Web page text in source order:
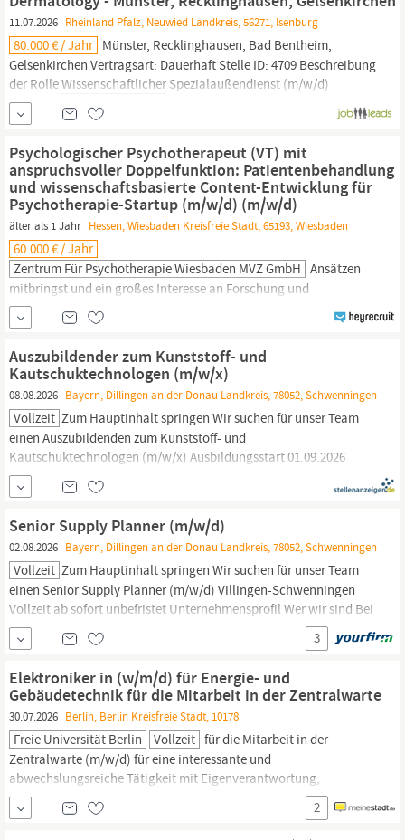
11.07.2026 Rheinland Pfalz, Neuwied Landkreis, 56271, Isenburg
80.000 € / Jahr Münster, Recklinghausen, Bad Bentheim,
Gelsenkirchen Vertragsart: Dauerhaft Stelle ID: 4709 Beschreibung
der RolleWissenschaftlicher Spezialaußendienst (m/w/d)
Dermatology Münster, Recklinghausen, Bad Bentheim,
Gelsenkirchen Die Rolle Der Stelleninhaber baut auf der
eine...
Psychologischer Psychotherapeut (VT) mit
anspruchsvoller Doppelfunktion: Patientenbehandlung
und wissenschaftsbasierte Content-Entwicklung für
Psychotherapie-Startup (m/w/d) (m/w/d)
älter als 1 Jahr Hessen, Wiesbaden Kreisfreie Stadt, 65193, Wiesbaden
60.000 € / Jahr
Zentrum Für Psychotherapie Wiesbaden MVZ GmbH Ansätzen
mitbringst und ein großes Interesse an Forschung und
Wissenschaft
hast. Freude an der Kombination von
Patientenarbeit und
Content-Entwicklung
wissenschaftlichen Austausch und an der Zusammenarbeit mit
führenden akademischen...
Auszubildender zum Kunststoff- und
Kautschuktechnologen (m/w/x)
08.08.2026 Bayern, Dillingen an der Donau Landkreis, 78052, Schwenningen
Vollzeit Zum Hauptinhalt springen Wir suchen für unser Team
einen Auszubildenden zum Kunststoff- und
Kautschuktechnologen (m/w/x) Ausbildungsstart 01.09.2026
Villingen-Schwenningen Vollzeit ab 01.09.26 Unternehmensprofil
Wer wir sind Bei Aptar nutzen wir Expertenwissen, Design,
um innovative
Verpackungstechnologien zu entwickeln, die...
Senior Supply Planner (m/w/d)
02.08.2026 Bayern, Dillingen an der Donau Landkreis, 78052, Schwenningen
Vollzeit Zum Hauptinhalt springen Wir suchen für unser Team
einen Senior Supply Planner (m/w/d) Villingen-Schwenningen
Vollzeit ab sofort unbefristet Unternehmensprofil Wer wir sind Bei
Aptar nutzen wir Expertenwissen, Design, Technik und
Wissenschaft,
um innovative Verpackungstechnologien zu
entwickeln, die von Menschen auf der ganzen Welt verwendet
werden.
3
Elektroniker in (w/m/d) für Energie- und
Gebäudetechnik für die Mitarbeit in der Zentralwarte
30.07.2026 Berlin, Berlin Kreisfreie Stadt, 10178
Freie Universität Berlin Vollzeit für die Mitarbeit in der
Zentralwarte (m/w/d) für eine interessante und
abwechslungsreiche Tätigkeit mit Eigenverantwortung,
Gestaltungsspielraum und engem Kontakt mit Nutzenden in
einem kollegialen Umfeld, in der Sie interessante Bereiche für
und Forschung unterstützen können. Zum
2